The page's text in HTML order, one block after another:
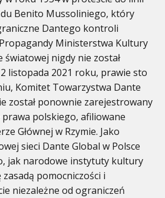
Benito Mussoliniego, który
Dantego kontroli
Ministerstwa Kultury
światowej nigdy nie został
listopada 2021 roku, prawie sto
Komitet Towarzystwa Dante
został ponownie zarejestrowany
polskiego, afiliowane
Głównej w Rzymie. Jako
sieci Dante Global w Polsce
jak narodowe instytuty kultury
pomocniczości i
niezależne od ograniczeń